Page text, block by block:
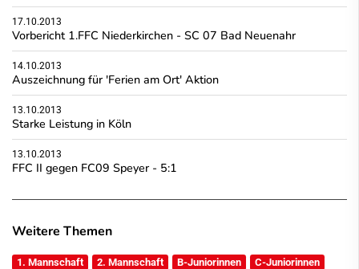
17.10.2013
Vorbericht 1.FFC Niederkirchen - SC 07 Bad Neuenahr
14.10.2013
Auszeichnung für 'Ferien am Ort' Aktion
13.10.2013
Starke Leistung in Köln
13.10.2013
FFC II gegen FC09 Speyer - 5:1
Weitere Themen
1. Mannschaft 2. Mannschaft B-Juniorinnen
C-Juniorinnen